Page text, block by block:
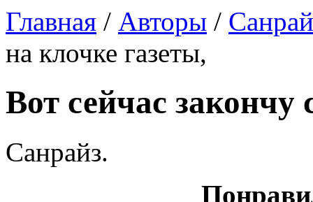
Главная / Авторы /
на клочке газеты,
Вот сейчас закончу
Санрайз.